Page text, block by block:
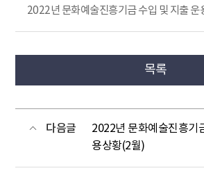
2022년 문화예술진흥기금 수입 및 지출
목록
다음글
2022년 문화예술진흥기
용상황(2월)